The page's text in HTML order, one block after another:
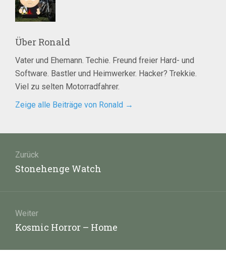
Über Ronald
Vater und Ehemann. Techie. Freund freier Hard- und
Software. Bastler und Heimwerker. Hacker? Trekkie.
Viel zu selten Motorradfahrer.
Zeige alle Beiträge von Ronald →
Zurück
Vorheriger
Stonehenge Watch
Weiter
Nächster
Kosmic Horror – Home